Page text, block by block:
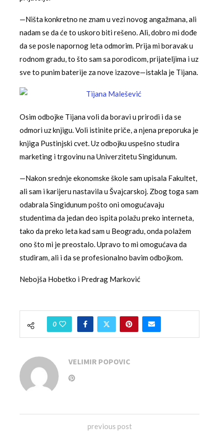
—Ništa konkretno ne znam u vezi novog angažmana, ali
nadam se da će to uskoro biti rešeno. Ali, dobro mi dođe
da se posle napornog leta odmorim. Prija mi boravak u
rodnom gradu, to što sam sa porodicom, prijateljima i uz
sve to punim baterije za nove izazove—istakla je Tijana.
Osim odbojke Tijana voli da boravi u prirodi i da se
odmori uz knjigu. Voli istinite priče, a njena preporuka je
knjiga Pustinjski cvet. Uz odbojku uspešno studira
marketing i trgovinu na Univerzitetu Singidunum.
—Nakon srednje ekonomske škole sam upisala Fakultet,
ali sam i karijeru nastavila u Švajcarskoj. Zbog toga sam
odabrala Singidunum pošto oni omogućavaju
studentima da jedan deo ispita polažu preko interneta,
tako da preko leta kad sam u Beogradu, onda polažem
ono što mi je preostalo. Upravo to mi omogućava da
studiram, ali i da se profesionalno bavim odbojkom.
Nebojša Hobetko i Predrag Marković
0
VELIMIR POPOVIC
previous post